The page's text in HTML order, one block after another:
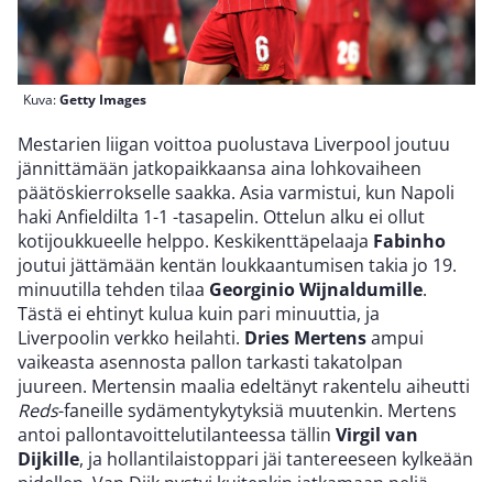
Kuva:Getty Images
Mestarien liigan voittoa puolustava Liverpool joutuu
jännittämään jatkopaikkaansa aina lohkovaiheen
päätöskierrokselle saakka. Asia varmistui, kun Napoli
haki Anfieldilta 1-1 -tasapelin. Ottelun alku ei ollut
kotijoukkueelle helppo. Keskikenttäpelaaja Fabinho
joutui jättämään kentän loukkaantumisen takia jo 19.
minuutilla tehden tilaa Georginio Wijnaldumille.
Tästä ei ehtinyt kulua kuin pari minuuttia, ja
Liverpoolin verkko heilahti. Dries Mertensampui
vaikeasta asennosta pallon tarkasti takatolpan
juureen. Mertensin maalia edeltänyt rakentelu aiheutti
Reds-faneille sydämentykytyksiä muutenkin. Mertens
antoi pallontavoittelutilanteessa tällin Virgil van
Dijkille, ja hollantilaistoppari jäi tantereeseen kylkeään